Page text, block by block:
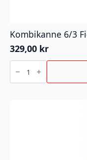
Kombikanne 6/3
329,00 kr
Kombikanne
6/3
Fiordland
antall